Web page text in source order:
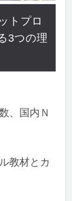
トプロ
3つの理
、国内Ｎ
教材とカ